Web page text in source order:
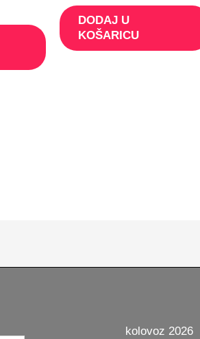
DODAJ U
KOŠARICU
kolovoz 2026